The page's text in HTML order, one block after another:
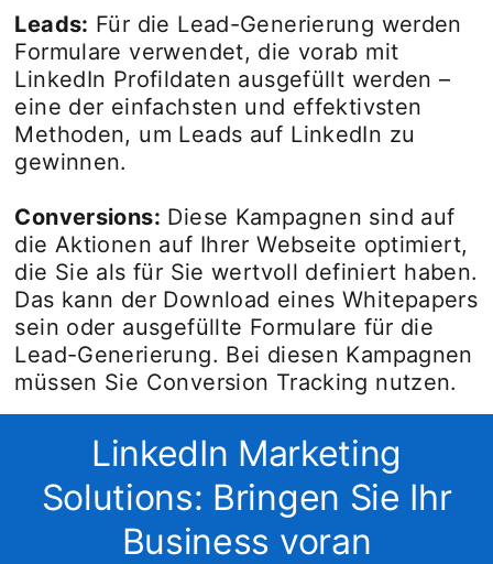
Leads: Für die Lead-Generierung werden
Formulare verwendet, die vorab mit
LinkedIn Profildaten ausgefüllt werden –
eine der einfachsten und effektivsten
Methoden, um Leads auf LinkedIn zu
gewinnen.
Conversions: Diese Kampagnen sind auf
die Aktionen auf Ihrer Webseite optimiert,
die Sie als für Sie wertvoll definiert haben.
Das kann der Download eines Whitepapers
sein oder ausgefüllte Formulare für die
Lead-Generierung. Bei diesen Kampagnen
müssen Sie Conversion Tracking nutzen.
LinkedIn Marketing
Solutions: Bringen Sie Ihr
Business voran